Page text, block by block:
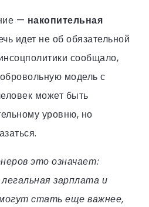
— накопительная
идет не об обязательной
сообщало,
модель с
может быть
уровню, но
это означает:
зарплата и
стать еще важнее,